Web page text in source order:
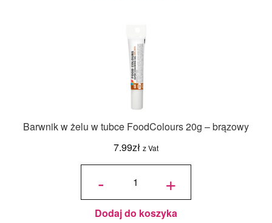
Barwnik w żelu w tubce FoodColours 20g – brązowy
7.99zł z Vat
-
ilość
żelu w tubce
FoodColours
20g -
brązowy +
Dodaj do koszyka